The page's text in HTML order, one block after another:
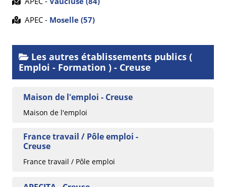
APEC - Moselle (57)
Les autres établissements publics (
Emploi - Formation ) - Creuse
Maison de l'emploi - Creuse
Maison de l'emploi
France travail / Pôle emploi -
Creuse
France travail / Pôle emploi